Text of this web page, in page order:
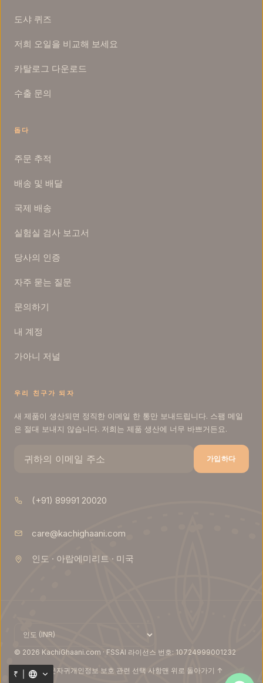
도샤 퀴즈
저희 오일을 비교해 보세요
카탈로그 다운로드
수출 문의
돕다
주문 추적
배송 및 배달
국제 배송
실험실 검사 보고서
당사의 인증
자주 묻는 질문
문의하기
내 계정
가아니 저널
우리 친구가 되자
새 제품이 생산되면 정직한 이메일 한 통만 보내드립니다. 스팸 메일
은 절대 보내지 않습니다. 저희는 제품 생산에 너무 바쁘거든요.
가입하다
(+91) 89991 20020
care@kachighaani.com
인도 · 아랍에미리트 · 미국
© 2026 KachiGhaani.com · FSSAI 라이선스 번호: 10724999001232
은둔 환불 해운자귀 개인정보 보호 관련 선택 사항맨 위로 돌아가기 ↑
이
즈
바
니
용
을
확
인₹